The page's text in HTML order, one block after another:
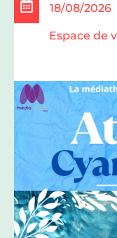
18/08/2026
Espace de